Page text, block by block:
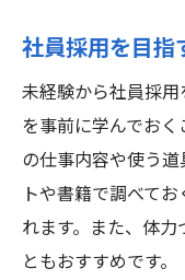
社員採用を目
未経験から社員採
を事前に学んでお
の仕事内容や使う
トや書籍で調べて
れます。また、体
ともおすすめです。